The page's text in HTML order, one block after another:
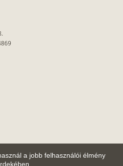
a jobb felhasználói élmény